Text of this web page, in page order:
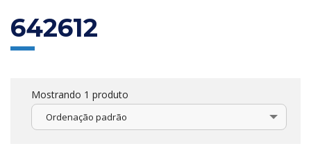
642612
Mostrando 1 produto
Ordenação padrão